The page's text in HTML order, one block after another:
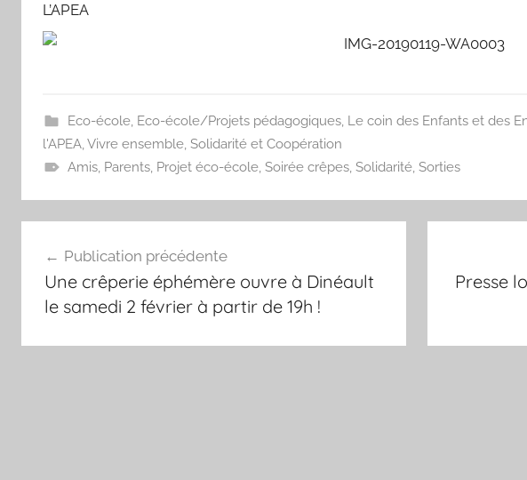
L’APEA
Eco-école, Eco-école/Projets pédagogiques, Le coin des Enfants et des
l'APEA,Vivre ensemble, Solidarité et Coopération
Amis, Parents, Projet éco-école, Soirée crêpes, Solidarité, Sorties
de
l’article
Publication précédente
Une crêperie éphémère ouvre à Dinéault
le samedi 2 février à partir de 19h !
Presse